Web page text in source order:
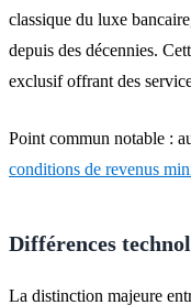
classique du luxe
depuis des décennies.
exclusif offrant des
Point commun notable :
conditions de revenus
Différences
La distinction majeure